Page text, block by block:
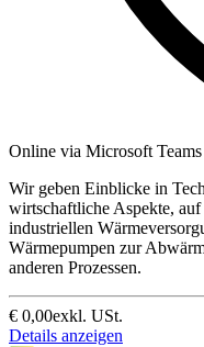
Online via Microsoft Teams
Wir geben Einblicke in
wirtschaftliche Aspekte,
industriellen
Wärmepumpen zur
anderen Prozessen.
€ 0,00exkl. USt.
Details anzeigen